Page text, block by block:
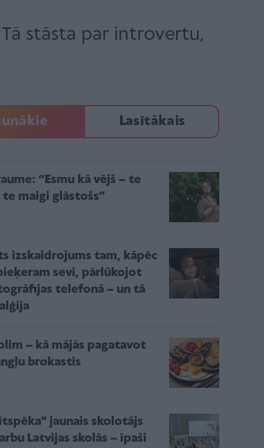
stāsta par introvertu,
Lasītākais
“Esmu kā vējš – te
te maigi glāstošs”
izskaidrojums tam, kāpēc
sevi, pārlūkojot
telefonā – un tā
– kā mājās pagatavot
brokastis
jaunais skolotājs
Latvijas skolās – īpaši